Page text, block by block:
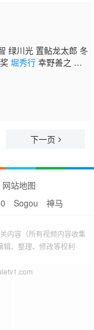
绿川光 置鲇龙太郎 冬
堀秀行幸野善之 折
子 石川英郎
下一页
网站地图
Sogou 神马
内容（所有视频内容收集
辑、整理、修改等权利